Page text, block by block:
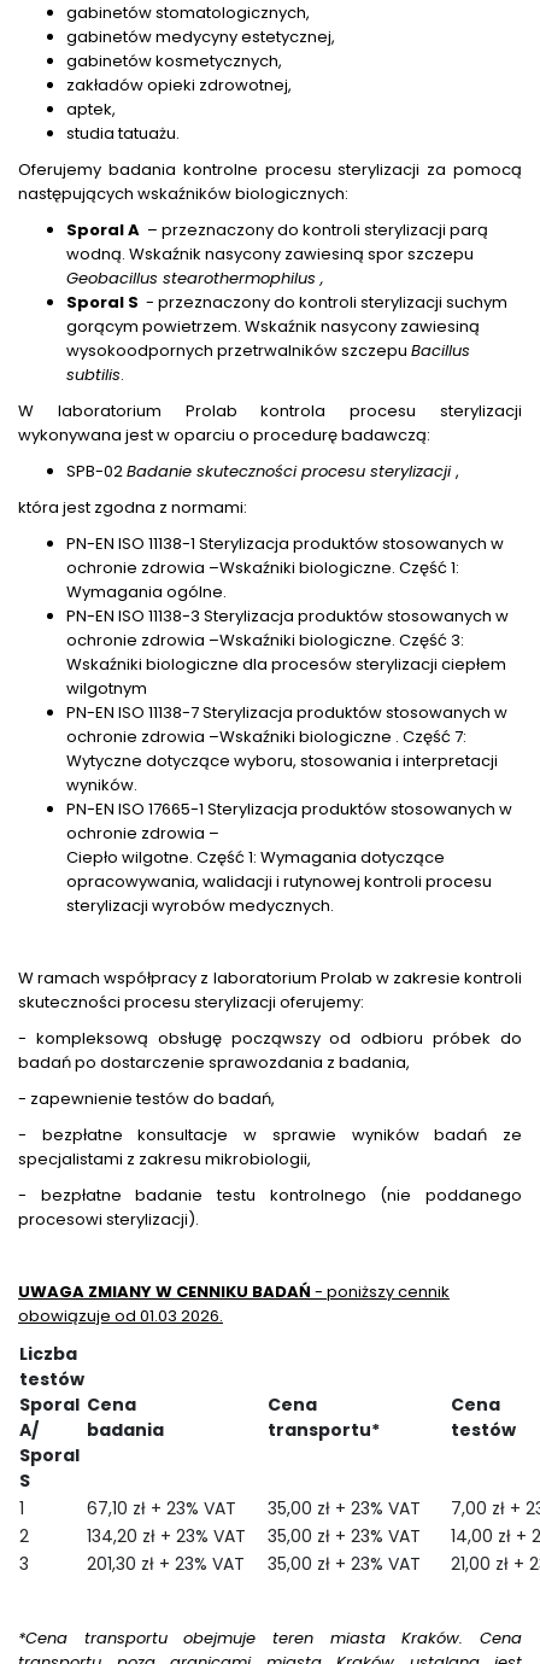
gabinetów stomatologicznych,
gabinetów medycyny estetycznej,
gabinetów kosmetycznych,
zakładów opieki zdrowotnej,
aptek,
studia tatuażu.
Oferujemy badania kontrolne procesu sterylizacji za pomocą
następujących wskaźników biologicznych:
Sporal A – przeznaczony do kontroli sterylizacji parą
wodną. Wskaźnik nasycony zawiesiną spor szczepu
Geobacillus stearothermophilus,
Sporal S - przeznaczony do kontroli sterylizacji suchym
gorącym powietrzem. Wskaźnik nasycony zawiesiną
wysokoodpornych przetrwalników szczepu Bacillus
subtilis.
W laboratorium Prolab kontrola procesu sterylizacji
wykonywana jest w oparciu o procedurę badawczą:
SPB-02Badanie skuteczności procesu sterylizacji,
która jest zgodna z normami:
PN-EN ISO 11138-1 Sterylizacja produktów stosowanych w
ochronie zdrowia –Wskaźniki biologiczne. Część 1:
Wymagania ogólne.
PN-EN ISO 11138-3 Sterylizacja produktów stosowanych w
ochronie zdrowia –Wskaźniki biologiczne. Część 3:
Wskaźniki biologiczne dla procesów sterylizacji ciepłem
wilgotnym
PN-EN ISO 11138-7 Sterylizacja produktów stosowanych w
ochronie zdrowia –Wskaźniki biologiczne . Część 7:
Wytyczne dotyczące wyboru, stosowania i interpretacji
wyników.
PN-EN ISO 17665-1 Sterylizacja produktów stosowanych w
ochronie zdrowia –
Ciepło wilgotne. Część 1: Wymagania dotyczące
opracowywania, walidacji i rutynowej kontroli procesu
sterylizacji wyrobów medycznych.
W ramach współpracy z laboratorium Prolab w zakresie kontroli
skuteczności procesu sterylizacji oferujemy:
- kompleksową obsługę począwszy od odbioru próbek do
badań po dostarczenie sprawozdania z badania,
- zapewnienie testów do badań,
- bezpłatne konsultacje w sprawie wyników badań ze
specjalistami z zakresu mikrobiologii,
- bezpłatne badanie testu kontrolnego (nie poddanego
procesowi sterylizacji).
UWAGA ZMIANY W CENNIKU BADAŃ - poniższy cennik
obowiązuje od 01.03 2026.
Liczba
testów
Sporal
A/
Sporal
S
Cena
badania
Cena
transportu*
Cena
1 67,10 zł + 23% VAT 35,00 zł + 23% VAT
7,00 zł +
2
134,20 zł + 23% VAT 35,00 zł + 23% VAT
14,00 zł +
3
201,30 zł + 23% VAT 35,00 zł + 23% VAT 21,00 zł +
*Cena transportu obejmuje teren miasta Kraków. Cena